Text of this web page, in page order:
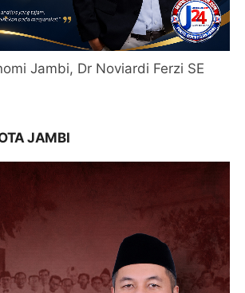
Jambi, Dr Noviardi Ferzi SE
JAMBI